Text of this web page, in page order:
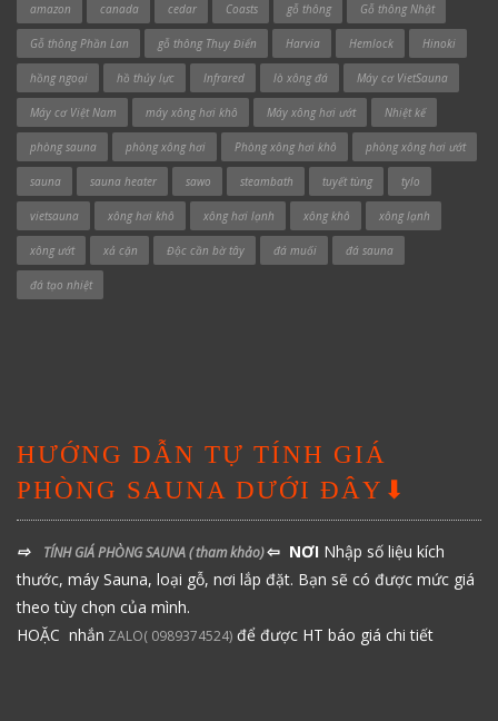
amazon canada cedar Coasts gỗ thông Gỗ thông Nhật
Gỗ thông Phần Lan gỗ thông Thụy Điển Harvia Hemlock Hinoki
hồng ngoại hồ thủy lực Infrared lò xông đá Máy cơ VietSauna
Máy cơ Việt Nam máy xông hơi khô Máy xông hơi ướt Nhiệt kế
phòng sauna phòng xông hơi Phòng xông hơi khô phòng xông hơi ướt
sauna sauna heater sawo steambath tuyết tùng tylo
vietsauna xông hơi khô xông hơi lạnh xông khô xông lạnh
xông ướt xả cặn Độc cần bờ tây đá muối đá sauna
đá tạo nhiệt
HƯỚNG DẪN TỰ TÍNH GIÁ
PHÒNG SAUNA DƯỚI ĐÂY⬇
⇨ TÍNH GIÁ PHÒNG SAUNA( tham khảo)⇦ NƠI Nhập số liệu kích
thước, máy Sauna, loại gỗ, nơi lắp đặt. Bạn sẽ có được mức giá
theo tùy chọn của mình.
HOẶC nhắn ZALO( 0989374524) để được HT báo giá chi tiết